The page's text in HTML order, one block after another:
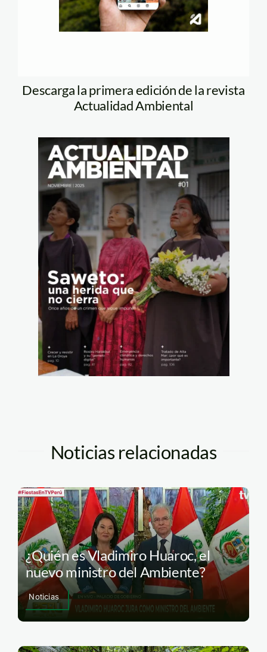
Descarga la primera edición de la revista
Actualidad Ambiental
Noticias relacionadas
¿Quién es Vladimiro Huaroc, el
nuevo ministro del Ambiente?
Noticias